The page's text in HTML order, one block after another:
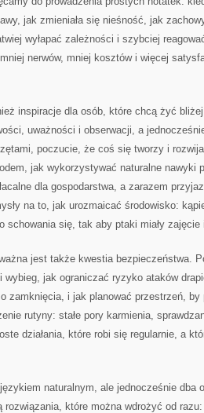
jak zmieniała się nieśność, jak
wyłapać zależności i szybciej
nerwów, mniej kosztów i więcej
inspiracje dla osób, które chcą żyć
uważności i obserwacji, a
poczucie, że coś się tworzy i
jak wykorzystywać naturalne nawyki
dla gospodarstwa, a zarazem
na to, jak urozmaicać środowisko:
schowania się, tak aby ptaki miały zajęcie
jest także kwestia bezpieczeństwa.
wybieg, jak ograniczać ryzyko ataków
zamknięcia, i jak planować przestrzeń, by
rutyny: stałe pory karmienia,
działania, które robi się regularnie, a
naturalnym, ale jednocześnie dba
rozwiązania, które można wdrożyć od